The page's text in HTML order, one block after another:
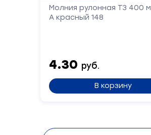
Молния рулонная Т3 400 м
А красный 148
4.30 руб.
В корзину